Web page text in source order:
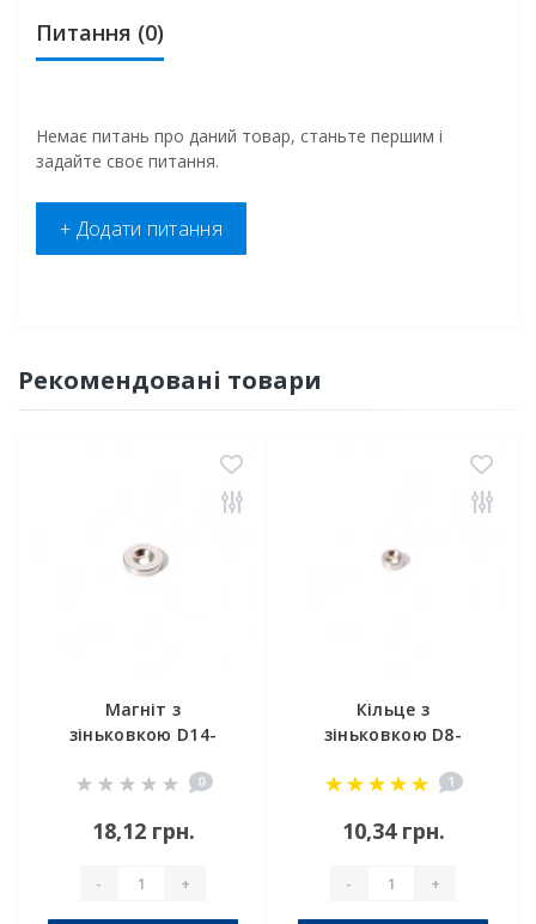
Питання (0)
Немає питань про даний товар, станьте першим і
задайте своє питання.
+ Додати питання
Рекомендовані товари
Магніт з
зіньковкою D14-
0
18,12 грн.
- +
Кільце з
зіньковкою D8-
1
10,34 грн.
- +